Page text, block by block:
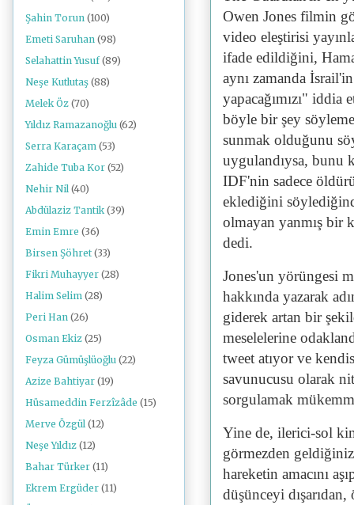
Owen Jones filmin
video eleştirisi
ifade edildiğini,
aynı zamanda İsrail'in
yapacağımızı"
böyle bir şey
sunmak olduğunu
uygulandıysa, bunu
IDF'nin sadece
eklediğini
olmayan yanmış bir
dedi.
Jones'un yörüngesi
hakkında yazarak
giderek artan bir
meselelerine
tweet atıyor ve
savunucusu olarak
sorgulamak
Yine de, ilerici-sol
görmezden
hareketin amacını
düşünceyi
Şahin Torun (100)
Emeti Saruhan (98)
Selahattin Yusuf (89)
Neşe Kutlutaş (88)
Melek Öz (70)
Yıldız Ramazanoğlu (62)
Serra Karaçam (53)
Zahide Tuba Kor (52)
Nehir Nil (40)
Abdülaziz Tantik (39)
Emin Emre (36)
Birsen Şöhret (33)
Fikri Muhayyer (28)
Halim Selim (28)
Peri Han (26)
Osman Ekiz (25)
Feyza Gümüşlüoğlu (22)
Azize Bahtiyar (19)
Hüsameddin Ferzîzâde (15)
Merve Özgül (12)
Neşe Yıldız (12)
Bahar Türker (11)
Ekrem Ergüder (11)